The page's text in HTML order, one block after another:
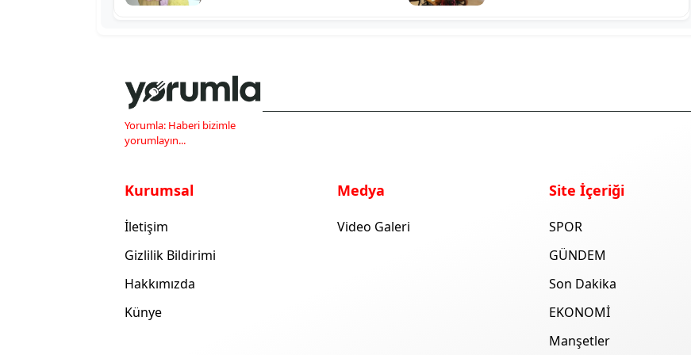
Yorumla: Haberi bizimle
yorumlayın...
Kurumsal
İletişim
Gizlilik Bildirimi
Hakkımızda
Künye
Medya
Video Galeri
Site İçeriği
SPOR
GÜNDEM
Son Dakika
EKONOMİ
Manşetler